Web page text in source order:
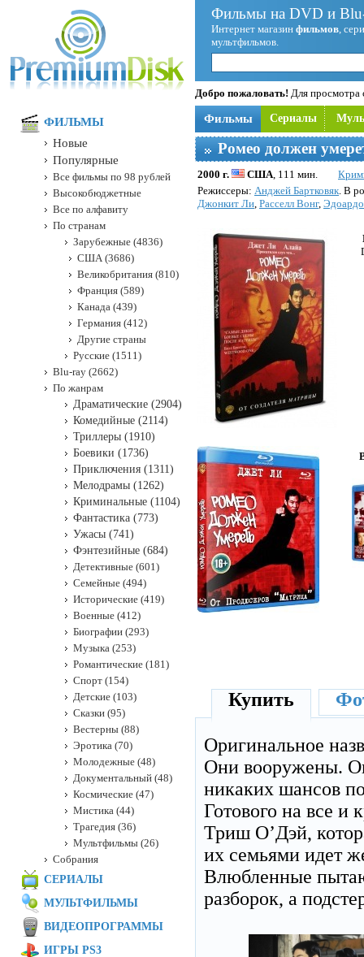
Фильмы на DVD и
Интернет магазин фильмов,
мультфильмов.
Добро пожаловать! Для просмотра
Фильмы Сериалы
Ромео должен
2000 г. США, 111 мин.
Режисcеры: Анджей Бартковяк. В
Джонкит Ли, Расселл Вонг,
Купить
Оригинальное
Они вооружены.
никаких шансов
Готового на все
Триш О’Дэй,
их семьями идет
Влюбленные
разборок, а
ФИЛЬМЫ
Новые
Популярные
Все фильмы по 98 рублей
Высокобюджетные
Все по алфавиту
По странам
Зарубежные (4836)
США (3686)
Великобритания (810)
Франция (589)
Канада (439)
Германия (412)
Другие страны
Русские (1511)
Blu-ray (2662)
По жанрам
Драматические (2904)
Комедийные (2114)
Триллеры (1910)
Боевики (1736)
Приключения (1311)
Мелодрамы (1262)
Криминальные (1104)
Фантастика (773)
Ужасы (741)
Фэнтезийные (684)
Детективные (601)
Семейные (494)
Исторические (419)
Военные (412)
Биографии (293)
Музыка (253)
Романтические (181)
Спорт (154)
Детские (103)
Сказки (95)
Вестерны (88)
Эротика (70)
Молодежные (48)
Документальный (48)
Космические (47)
Мистика (44)
Трагедия (36)
Мультфильмы (26)
Собрания
СЕРИАЛЫ
МУЛЬТФИЛЬМЫ
ВИДЕОПРОГРАММЫ
ИГРЫ PS3